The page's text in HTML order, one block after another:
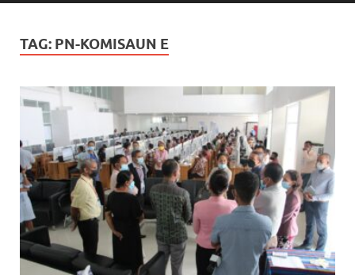
TAG: PN-KOMISAUN E